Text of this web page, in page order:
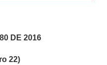
DE 2016
22)